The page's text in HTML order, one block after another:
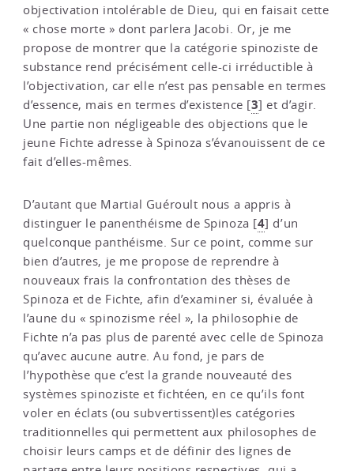
objectivation intolérable de Dieu, qui en faisait cette
« chose morte » dont parlera Jacobi. Or, je me
propose de montrer que la catégorie spinoziste de
substance rend précisément celle-ci irréductible à
l’objectivation, car elle n’est pas pensable en termes
d’essence, mais en termes d’existence [3] et d’agir.
Une partie non négligeable des objections que le
jeune Fichte adresse à Spinoza s’évanouissent de ce
fait d’elles-mêmes.
D’autant que Martial Guéroult nous a appris à
distinguer le panenthéisme de Spinoza [4] d’un
quelconque panthéisme. Sur ce point, comme sur
bien d’autres, je me propose de reprendre à
nouveaux frais la confrontation des thèses de
Spinoza et de Fichte, afin d’examiner si, évaluée à
l’aune du « spinozisme réel », la philosophie de
Fichte n’a pas plus de parenté avec celle de Spinoza
qu’avec aucune autre. Au fond, je pars de
l’hypothèse que c’est la grande nouveauté des
systèmes spinoziste et fichtéen, en ce qu’ils font
voler en éclats (ou subvertissent)les catégories
traditionnelles qui permettent aux philosophes de
choisir leurs camps et de définir des lignes de